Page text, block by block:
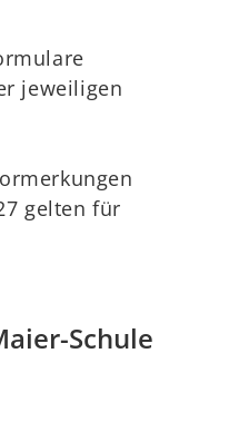
jeweiligen
gelten für
Schule